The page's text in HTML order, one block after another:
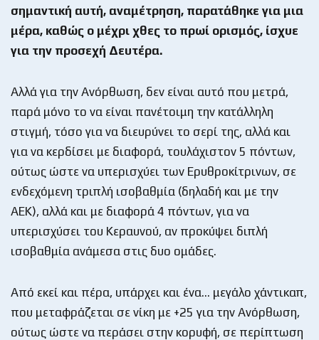
σημαντική αυτή, αναμέτρηση, παρατάθηκε για μια
μέρα, καθώς ο μέχρι χθες το πρωί ορισμός, ίσχυε
για την προσεχή Δευτέρα.
Αλλά για την Ανόρθωση, δεν είναι αυτό που μετρά,
παρά μόνο το να είναι πανέτοιμη την κατάλληλη
στιγμή, τόσο για να διευρύνει το σερί της, αλλά και
για να κερδίσει με διαφορά, τουλάχιστον 5 πόντων,
ούτως ώστε να υπερισχύει των Ερυθροκίτρινων, σε
ενδεχόμενη τριπλή ισοβαθμία (δηλαδή και με την
ΑΕΚ), αλλά και με διαφορά 4 πόντων, για να
υπερισχύσει του Κεραυνού, αν προκύψει διπλή
ισοβαθμία ανάμεσα στις δυο ομάδες.
Από εκεί και πέρα, υπάρχει και ένα… μεγάλο χάντικαπ,
που μεταφράζεται σε νίκη με +25 για την Ανόρθωση,
ούτως ώστε να περάσει στην κορυφή, σε περίπτωση